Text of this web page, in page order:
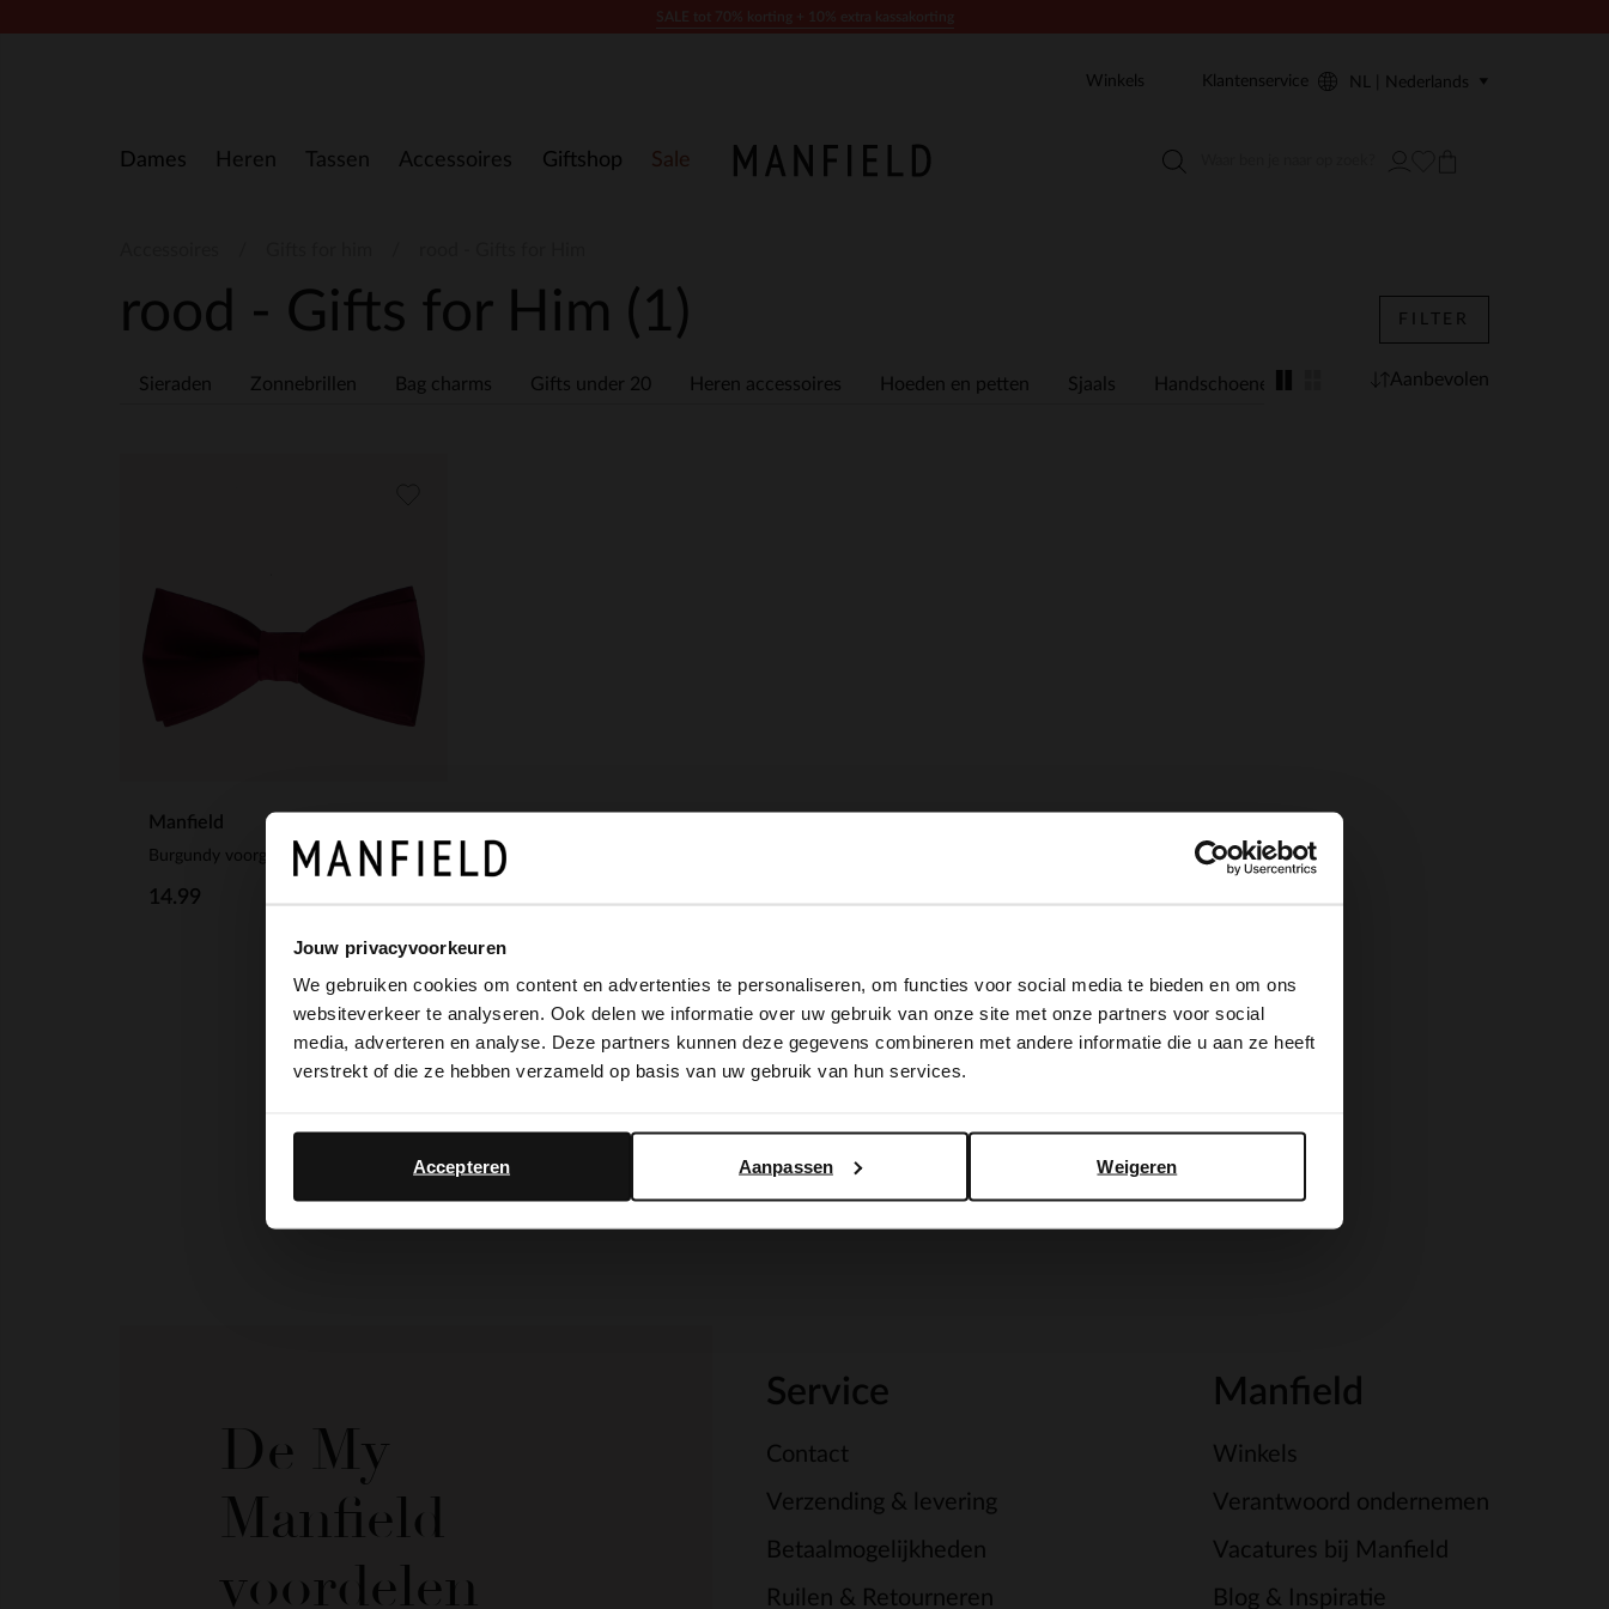
Jouw privacyvoorkeuren
We gebruiken cookies om content en advertenties te personaliseren, om functies voor social media te bieden en om ons
websiteverkeer te analyseren. Ook delen we informatie over uw gebruik van onze site met onze partners voor social
media, adverteren en analyse. Deze partners kunnen deze gegevens combineren met andere informatie die u aan ze heeft
verstrekt of die ze hebben verzameld op basis van uw gebruik van hun services.
Weigeren
Aanpassen
Accepteren
Dames Heren Tassen Accessoires Giftshop Sale
Winkels Klantenservice NL | Nederlands
rood - Gifts for Him (1)
Sieraden Zonnebrillen Bag charms Gifts under 20 Heren accessoires Hoeden en petten Sjaals Handschoenen Portemonnees Gifts for Her
FILTER
Aanbevolen
Manfield
Burgundy voorgestrikte vlinderstrik
14.99
De My
Manfield
voordelen
Service
Contact
Verzending & levering
Betaalmogelijkheden
Ruilen & Retourneren
Manfield
Winkels
Verantwoord ondernemen
Vacatures bij Manfield
Blog & Inspiratie
×
It looks like your language isn't Dutch. Would you like to